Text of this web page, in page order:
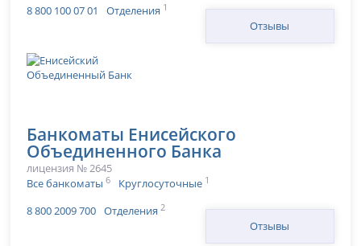
8 800 100 07 01 Отделения 1
Отзывы
Банкоматы Енисейского
Объединенного Банка
лицензия № 2645
Все банкоматы 6 Круглосуточные 1
8 800 2009 700 Отделения 2
Отзывы